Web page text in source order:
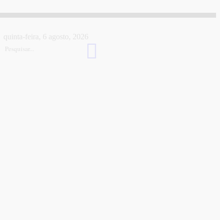
quinta-feira, 6 agosto, 2026